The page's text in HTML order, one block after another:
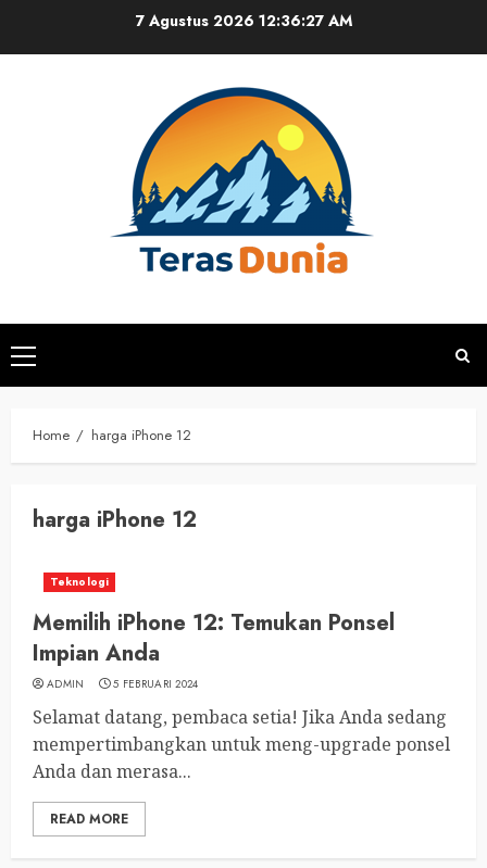
7 Agustus 2026 12:36:27 AM
Primary
Menu
Home harga iPhone 12
harga iPhone 12
Teknologi
Memilih iPhone 12: Temukan Ponsel
Impian Anda
ADMIN 5 FEBRUARI 2024
Selamat datang, pembaca setia! Jika Anda sedang
mempertimbangkan untuk meng-upgrade ponsel
Anda dan merasa...
READ MORE